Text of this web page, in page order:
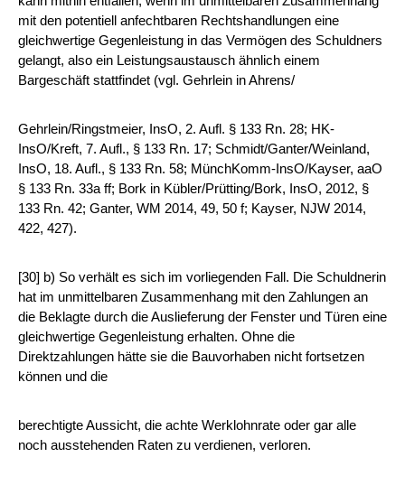
mit den potentiell anfechtbaren Rechtshandlungen eine
gleichwertige Gegenleistung in das Vermögen des Schuldners
gelangt, also ein Leistungsaustausch ähnlich einem
Bargeschäft stattfindet (vgl. Gehrlein in Ahrens/
Gehrlein/Ringstmeier, InsO, 2. Aufl. § 133 Rn. 28; HK-
InsO/Kreft, 7. Aufl., § 133 Rn. 17; Schmidt/Ganter/Weinland,
InsO, 18. Aufl., § 133 Rn. 58; MünchKomm-InsO/Kayser, aaO
§ 133 Rn. 33a ff; Bork in Kübler/Prütting/Bork, InsO, 2012, §
133 Rn. 42; Ganter, WM 2014, 49, 50 f; Kayser, NJW 2014,
422, 427).
[30] b) So verhält es sich im vorliegenden Fall. Die Schuldnerin
hat im unmittelbaren Zusammenhang mit den Zahlungen an
die Beklagte durch die Auslieferung der Fenster und Türen eine
gleichwertige Gegenleistung erhalten. Ohne die
Direktzahlungen hätte sie die Bauvorhaben nicht fortsetzen
können und die
berechtigte Aussicht, die achte Werklohnrate oder gar alle
noch ausstehenden Raten zu verdienen, verloren.